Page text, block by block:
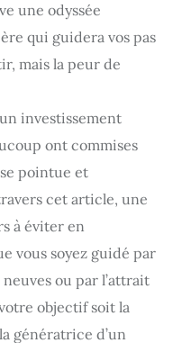
une odyssée
qui guidera vos pas
mais la peur de
investissement
ont commises
pointue et
cet article, une
à éviter en
vous soyez guidé par
ou par l’attrait
objectif soit la
génératrice d’un